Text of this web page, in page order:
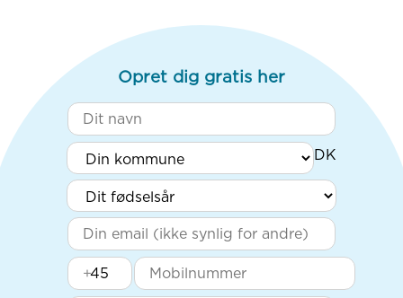
Opret dig gratis her
+